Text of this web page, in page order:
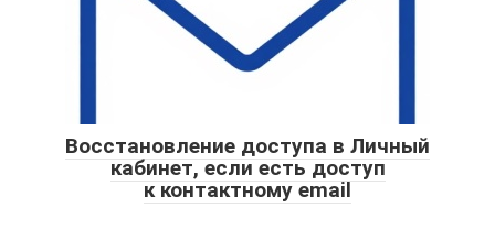
Восстановление доступа в Личный
кабинет, если есть доступ
к контактному email